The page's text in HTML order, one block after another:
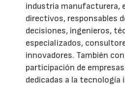
industria manufacturera,
directivos, responsables
decisiones, ingenieros,
especializados,
innovadores. También
participación de
dedicadas a la tecnología